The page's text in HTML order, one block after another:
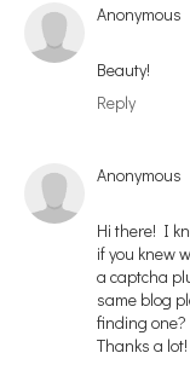
Anonymous
Beauty!
Reply
Anonymous
Hi there! I
if you knew
a captcha
same blog
finding one?
Thanks a lot!